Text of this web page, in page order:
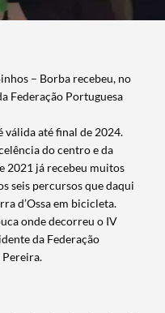
– Borba recebeu, no
Federação Portuguesa
válida até final de 2024.
do centro e da
2021 já recebeu muitos
seis percursos que daqui
d’Ossa em bicicleta.
onde decorreu o IV
da Federação